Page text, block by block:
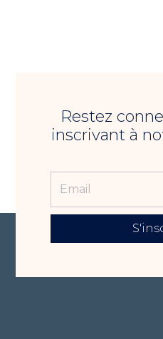
Restez
inscrivant à